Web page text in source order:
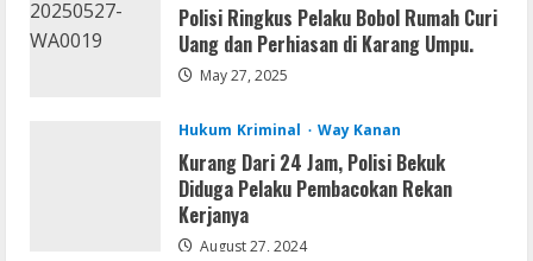
Lan
Assassin’s Creed Shadows Digital
Deluxe Edition Cracked Rune Release
for Desktop
August 6, 2026
Umum
Profil AKBP Ramadhona, Eks Perwira
Brimob Papua Kini Jabat Kapolres Way
Kanan
Polisi Ringkus Pelaku Bobol Rumah Curi
Uang dan Perhiasan di Karang Umpu.
May 27, 2025
Hukum Kriminal Way Kanan
Kurang Dari 24 Jam, Polisi Bekuk
Diduga Pelaku Pembacokan Rekan
Kerjanya
August 27, 2024